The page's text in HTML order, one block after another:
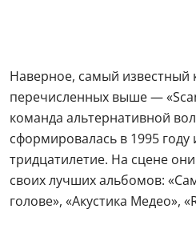
Наверное, самый известный
перечисленных выше —
команда альтернативной
сформировалась в 1995 году
тридцатилетие. На сцене
своих лучших альбомов:
голове», «Акустика Медео»,